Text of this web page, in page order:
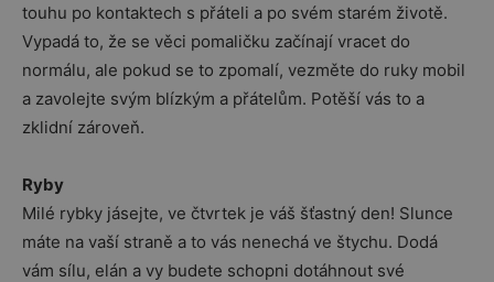
touhu po kontaktech s přáteli a po svém starém životě.
Vypadá to, že se věci pomaličku začínají vracet do
normálu, ale pokud se to zpomalí, vezměte do ruky mobil
a zavolejte svým blízkým a přátelům. Potěší vás to a
zklidní zároveň.
Ryby
Milé rybky jásejte, ve čtvrtek je váš šťastný den! Slunce
máte na vaší straně a to vás nenechá ve štychu. Dodá
vám sílu, elán a vy budete schopni dotáhnout své